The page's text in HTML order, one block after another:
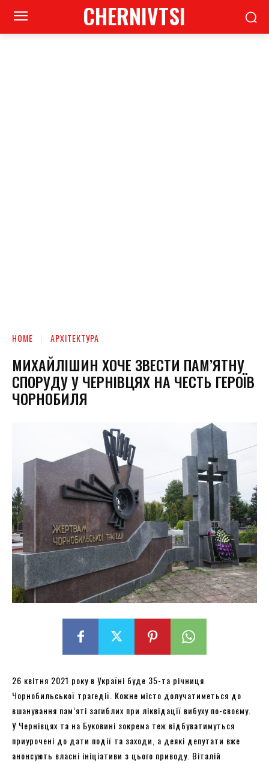
CHERNIVTSI
HOME АРХІТЕКТУРА
МИХАЙЛІШИН ХОЧЕ ЗВЕСТИ ПАМ’ЯТНУ
СПОРУДУ У ЧЕРНІВЦЯХ НА ЧЕСТЬ ГЕРОЇВ
ЧОРНОБИЛЯ
26 квітня 2021 року в Україні буде 35-та річниця
Чорнобильської трагедії. Кожне місто долучатиметься до
вшанування пам’яті загиблих при ліквідації вибуху по-своєму.
У Чернівцях та на Буковині зокрема теж відбуватимуться
приурочені до дати події та заходи, а деякі депутати вже
анонсують власні ініціативи з цього приводу. Віталій